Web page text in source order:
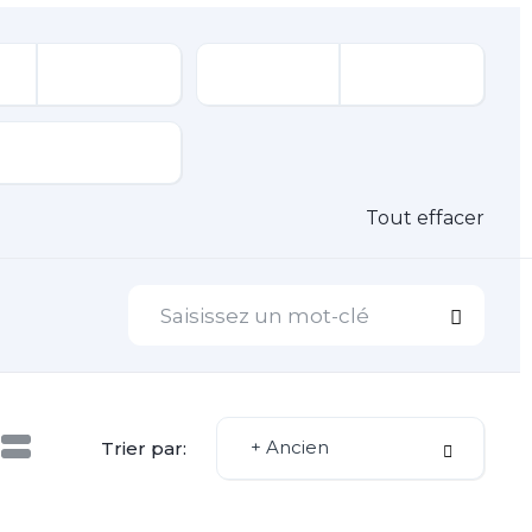
Tout effacer
Trier par: + Ancien